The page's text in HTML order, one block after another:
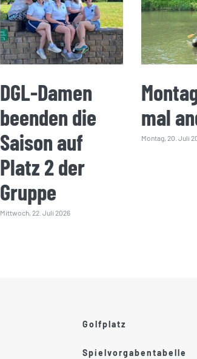
DGL-Damen
beenden die
Saison auf
Platz 2 der
Gruppe
Mittwoch, 22. Juli 2026
mal
Montag, 20. Juli
Golfplatz
Spielvorgabentabelle